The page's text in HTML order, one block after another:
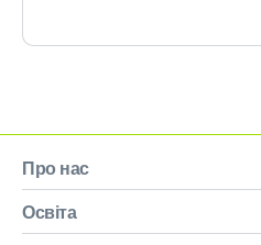
Про нас
Освіта